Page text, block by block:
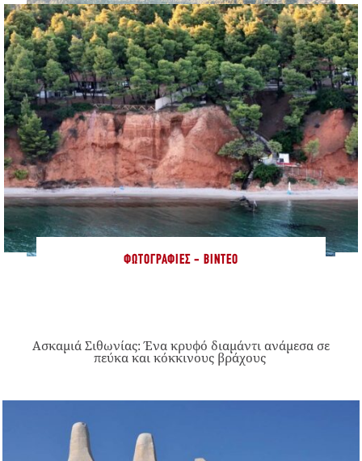
ΦΩΤΟΓΡΑΦΊΕΣ - ΒΊΝΤΕΟ
Ασκαμιά Σιθωνίας: Ένα κρυφό διαμάντι ανάμεσα σε
πεύκα και κόκκινους βράχους